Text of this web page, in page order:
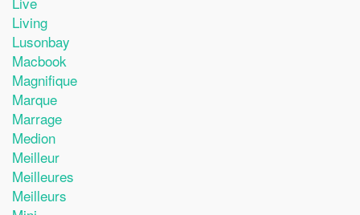
Living
Lusonbay
Macbook
Magnifique
Marque
Marrage
Medion
Meilleur
Meilleures
Meilleurs